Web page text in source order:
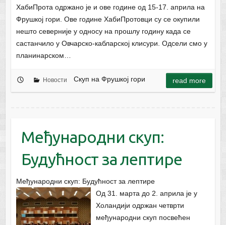
ХабиПрота одржано је и ове године од 15-17. априла на
Фрушкој гори. Ове године ХабиПротовци су се окупили
нешто северније у односу на прошлу годину када се
састанчило у Овчарско-кабларској клисури. Одсели смо у
планинарском…
Новости Скуп на Фрушкој гори read more
Међународни скуп:
Будућност за лептире
Међународни скуп: Будућност за лептире
Од 31. марта до 2. априла је у
Холандији одржан четврти
међународни скуп посвећен